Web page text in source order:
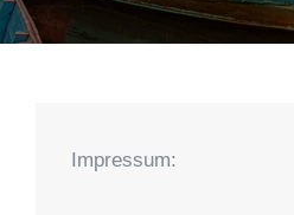
Impressum: